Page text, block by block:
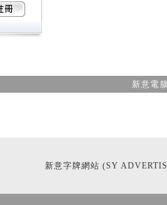
新意電
新意字牌網站 (SY